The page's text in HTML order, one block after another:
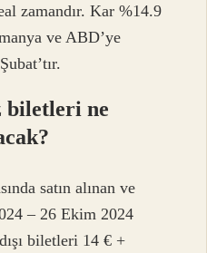
zamandır. Kar %14.9
ve ABD’ye
biletleri ne
satın alınan ve
– 26 Ekim 2024
biletleri 14 € +